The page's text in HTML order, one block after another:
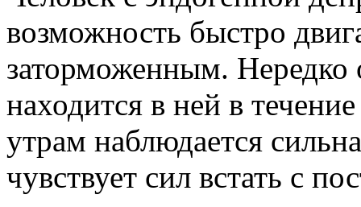
возможность быстро
заторможенным. Нередко
находится в ней в
утрам наблюдается
чувствует сил встать с